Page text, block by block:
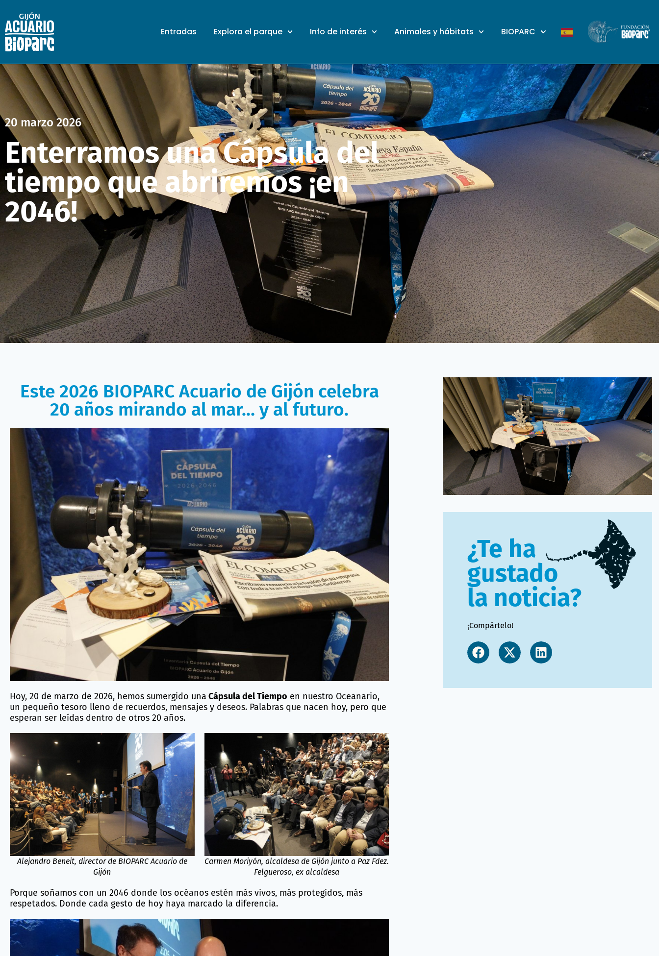
Entradas Explora el parque Info de interés Animales y hábitats BIOPARC
20 marzo 2026
Enterramos una Cápsula del
tiempo que abriremos ¡en
2046!
Este 2026 BIOPARC Acuario de Gijón celebra
20 años mirando al mar… y al futuro.
Hoy, 20 de marzo de 2026, hemos sumergido una Cápsula del Tiempo en nuestro Oceanario,
un pequeño tesoro lleno de recuerdos, mensajes y deseos. Palabras que nacen hoy, pero que
esperan ser leídas dentro de otros 20 años.
Alejandro Beneit, director de BIOPARC Acuario de
Gijón
Carmen Moriyón, alcaldesa de Gijón junto a Paz Fdez.
Felgueroso, ex alcaldesa
Porque soñamos con un 2046 donde los océanos estén más vivos, más protegidos, más
respetados. Donde cada gesto de hoy haya marcado la diferencia.
¿Te ha
gustado
la noticia?
¡Compártelo!